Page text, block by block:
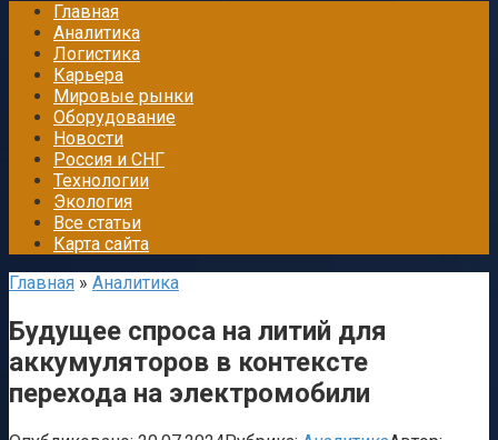
Главная
Аналитика
Логистика
Карьера
Мировые рынки
Оборудование
Новости
Россия и СНГ
Технологии
Экология
Все статьи
Карта сайта
Главная » Аналитика
Будущее спроса на литий для
аккумуляторов в контексте
перехода на электромобили